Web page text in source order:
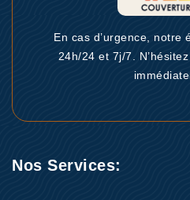
En cas d’urgence, notre
24h/24 et 7j/7.
Nos Services: